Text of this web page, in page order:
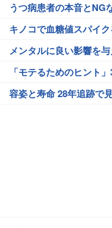
うつ病患者の本音とNG
キノコで血糖値スパイ
メンタルに良い影響を
「モテるためのヒント
容姿と寿命 28年追跡で